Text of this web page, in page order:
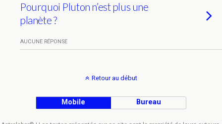
Pourquoi Pluton n’est plus une
planète ?
AUCUNE RÉPONSE
Retour au début
Mobile Bureau